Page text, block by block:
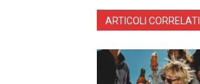
ARTICOLI CORRELATI